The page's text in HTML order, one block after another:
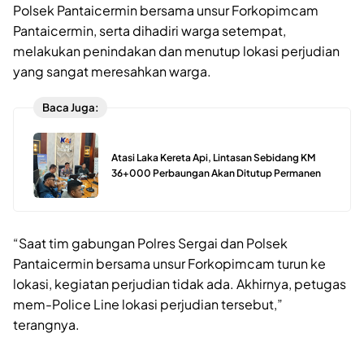
Polsek Pantaicermin bersama unsur Forkopimcam
Pantaicermin, serta dihadiri warga setempat,
melakukan penindakan dan menutup lokasi perjudian
yang sangat meresahkan warga.
Baca Juga:
Atasi Laka Kereta Api, Lintasan Sebidang KM
36+000 Perbaungan Akan Ditutup Permanen
“Saat tim gabungan Polres Sergai dan Polsek
Pantaicermin bersama unsur Forkopimcam turun ke
lokasi, kegiatan perjudian tidak ada. Akhirnya, petugas
mem-Police Line lokasi perjudian tersebut,”
terangnya.